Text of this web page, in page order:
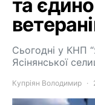
та
Сьогодні у КНП
Ясінянської
Купріян Володимир